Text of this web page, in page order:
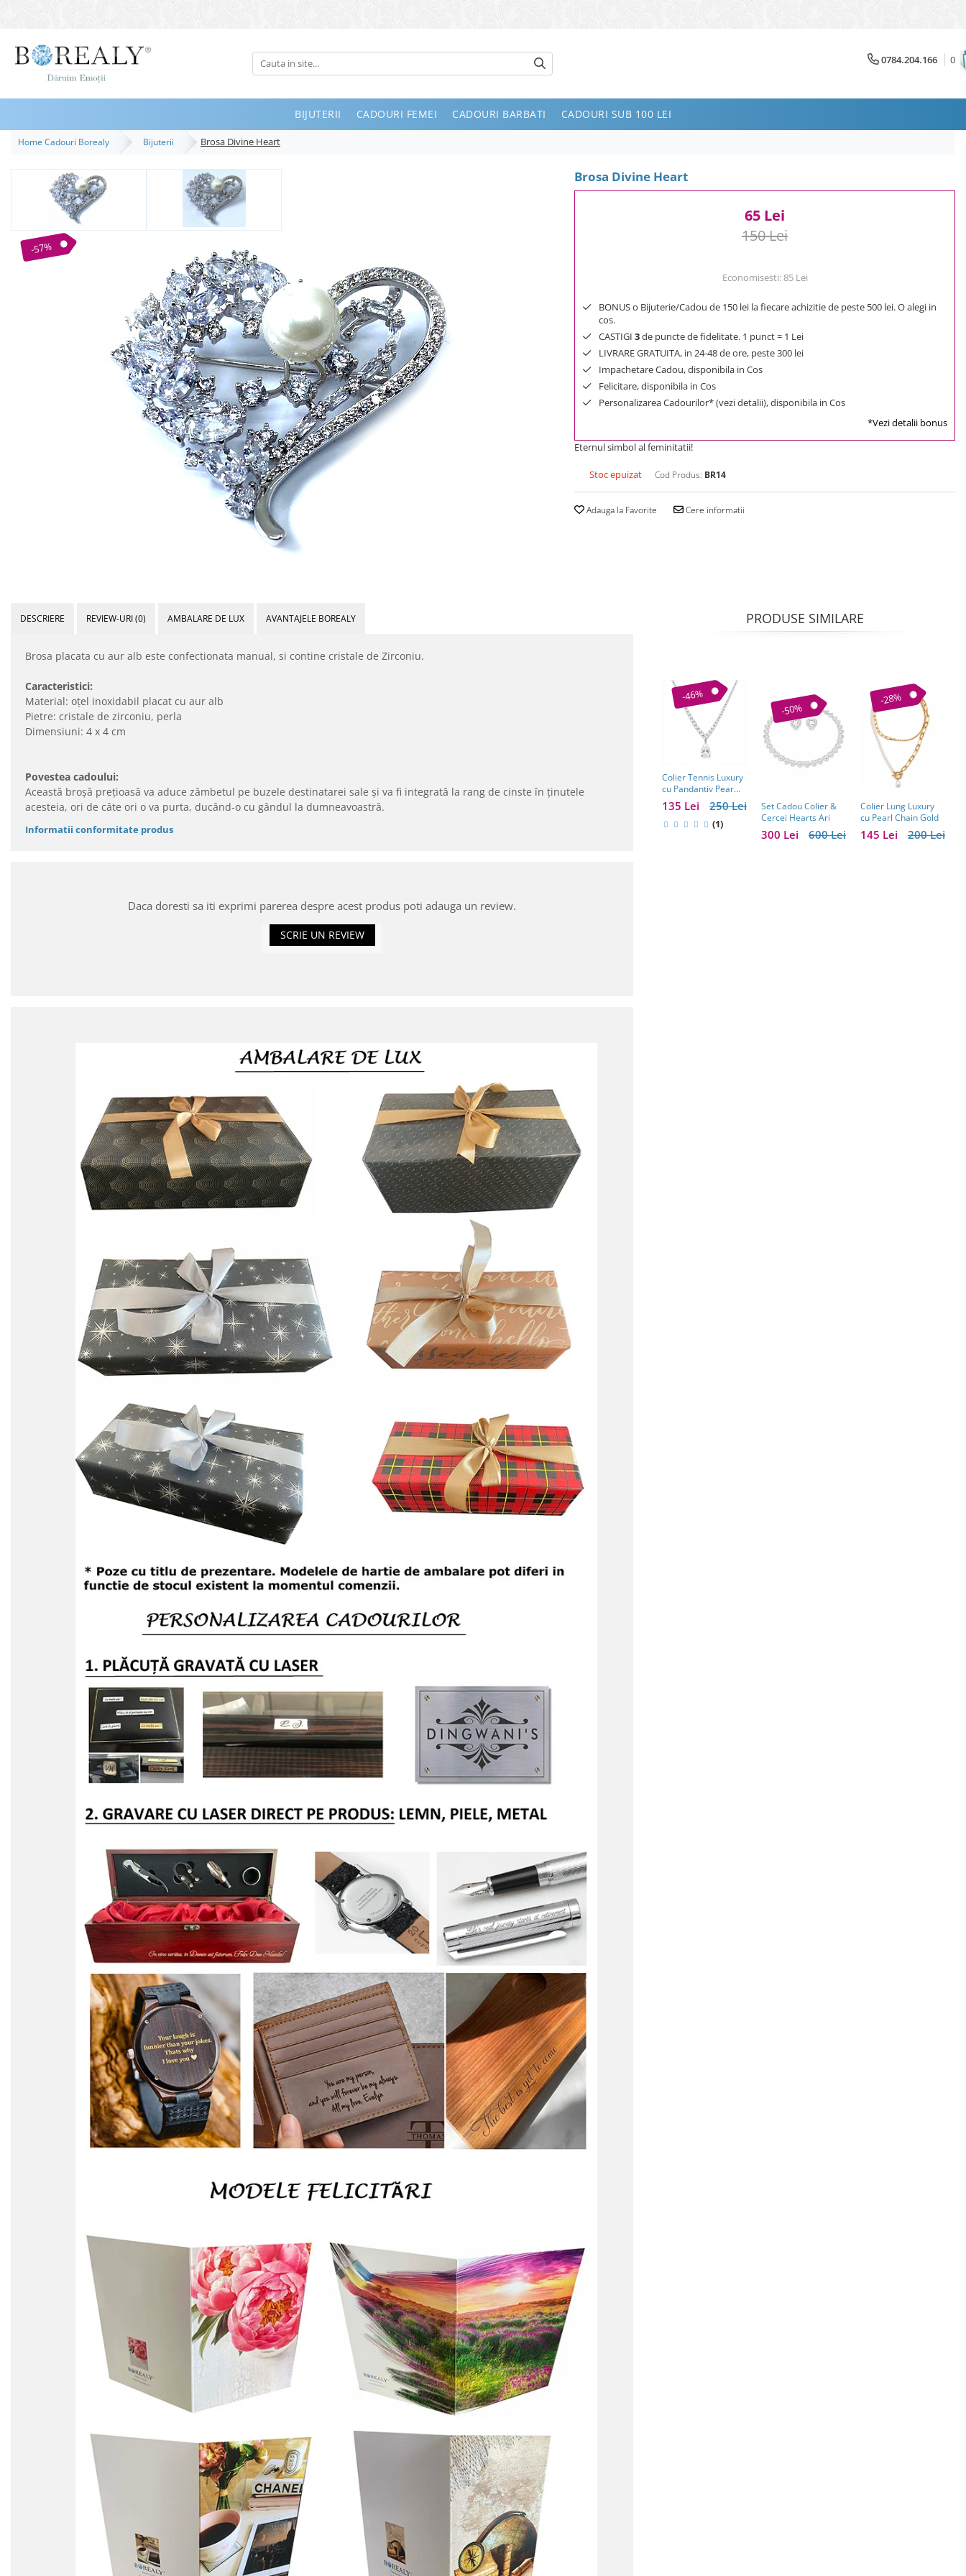
Bijuterii
Inele
Bratari
Destinatari
1000 Lei +
0784.204.166 0
BIJUTERII CADOURI FEMEI CADOURI BARBATI CADOURI SUB 100 LEI
Home Cadouri Borealy Bijuterii Brosa Divine Heart
Brosa Divine Heart
-57%
65 Lei
150 Lei
Economisesti:85 Lei
BONUS o Bijuterie/Cadou de 150 lei la fiecare achizitie de peste 500 lei. O alegi in
cos.
CASTIGI 3de puncte de fidelitate. 1 punct = 1 Lei
LIVRARE GRATUITA, in 24-48 de ore, peste 300 lei
Impachetare Cadou, disponibila in Cos
Felicitare, disponibila in Cos
Personalizarea Cadourilor* (vezi detalii), disponibila in Cos
*Vezi detalii bonus
Eternul simbol al feminitatii!
Stoc epuizat Cod Produs: BR14
Adauga la Favorite Cere informatii
DESCRIERE REVIEW-URI(0) AMBALARE DE LUX AVANTAJELE BOREALY
Brosa placata cu aur alb este confectionata manual, si contine cristale de Zirconiu.
Caracteristici:
Material: oțel inoxidabil placat cu aur alb
Pietre: cristale de zirconiu, perla
Dimensiuni: 4 x 4 cm
Povestea cadoului:
Această broșă prețioasă va aduce zâmbetul pe buzele destinatarei sale și va fi integrată la rang de cinste în ținutele
acesteia, ori de câte ori o va purta, ducând-o cu gândul la dumneavoastră.
Informatii conformitate produs
Daca doresti sa iti exprimi parerea despre acest produs poti adauga un review.
SCRIE UN REVIEW
PRODUSE SIMILARE
-46%
Colier Tennis Luxury
cu Pandantiv Pear
Cut – Eleganță
Atemporală 250 Lei
135 Lei
(1)
-50%
Set Cadou Colier &
Cercei Hearts Ari
600 Lei
300 Lei
-28%
Colier Lung Luxury
cu Pearl Chain Gold
200 Lei
145 Lei